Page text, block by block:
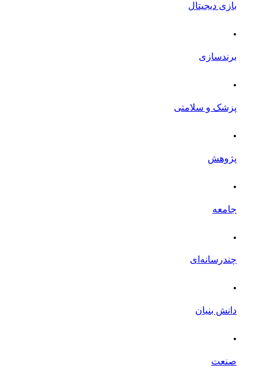
بازی دیجیتال
.
برندسازی
.
پزشک و سلامتی
.
پژوهش
.
جامعه
.
چندرسانه‌ای
.
دانش بنیان
.
صنعت